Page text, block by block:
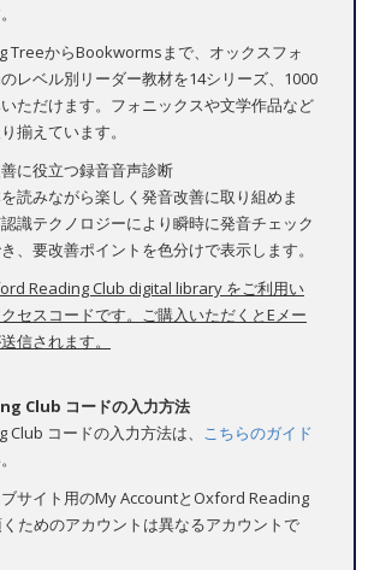
TreeからBookwormsまで、オックスフォ
レベル別リーダー教材を14シリーズ、1000
ただけます。フォニックスや文学作品など
揃えています。
に役立つ録音音声診断
読みながら楽しく発音改善に取り組めま
識テクノロジーにより瞬時に発音チェック
、要改善ポイントを色分けで表示します。
Reading Club digital library をご利用い
セスコードです。ご購入いただくとEメー
信されます。
Club コードの入力方法
コードの入力方法は、 こちらのガイド
サイト用のMy AccountとOxford Reading
ためのアカウントは異なるアカウントで